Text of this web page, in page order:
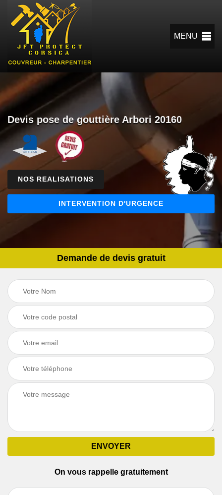
MENU
Devis pose de gouttière Arbori 20160
NOS REALISATIONS
INTERVENTION D'URGENCE
Demande de devis gratuit
On vous rappelle gratuitement